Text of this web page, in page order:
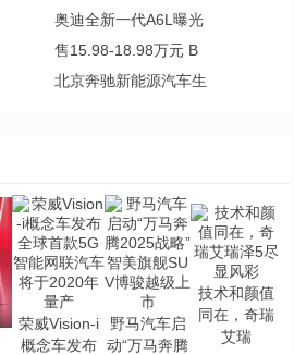
奥迪全新一代A6L曝光
售15.98-18.98万元 B
北京奔驰新能源汽车生
荣威Vision-i
概念车发布
野马汽车启
动“万马奔腾
技术和颜值
同在，奇瑞
艾瑞